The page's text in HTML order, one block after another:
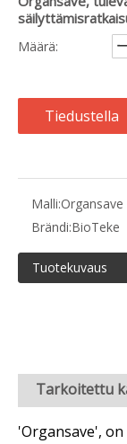
Määrä:
Tiedustella
Malli:Organsave
Brändi:BioTeke
Tuotekuvaus
Tarkoitettu
'Organsave',